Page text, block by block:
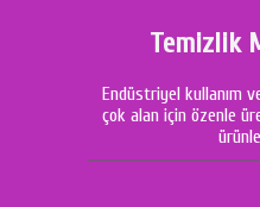
Temizlik
Endüstriyel kullanım
çok alan için özenle